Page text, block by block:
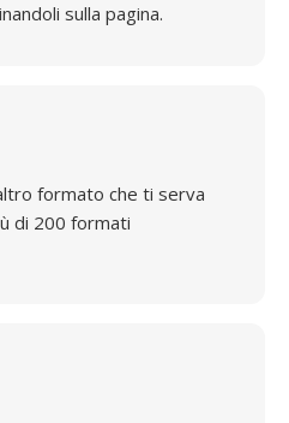
sulla pagina.
formato che ti serva
di 200 formati